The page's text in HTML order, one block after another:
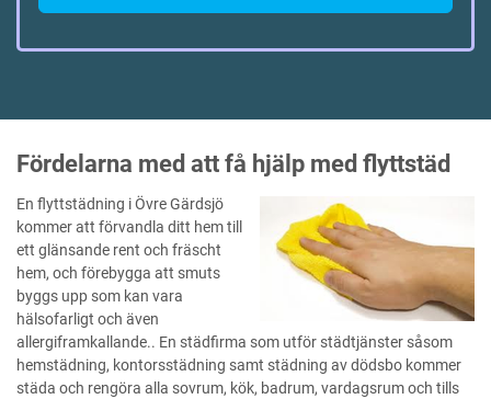
Fördelarna med att få hjälp med flyttstäd
En flyttstädning i Övre Gärdsjö
kommer att förvandla ditt hem till
ett glänsande rent och fräscht
hem, och förebygga att smuts
byggs upp som kan vara
hälsofarligt och även
allergiframkallande.. En städfirma som utför städtjänster såsom
hemstädning, kontorsstädning samt städning av dödsbo kommer
städa och rengöra alla sovrum, kök, badrum, vardagsrum och tills